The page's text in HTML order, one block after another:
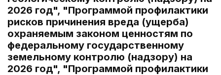
2026 год", "Программой профилактики
рисков причинения вреда (ущерба)
охраняемым законом ценностям по
федеральному государственному
земельному контролю (надзору) на
2026 год", "Программой профилактики